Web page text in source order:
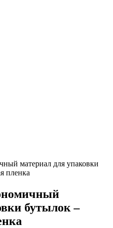
материал для упаковки
пленка
бутылок –